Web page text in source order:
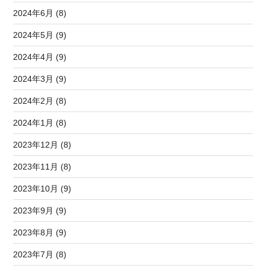
2024年6月 (8)
2024年5月 (9)
2024年4月 (9)
2024年3月 (9)
2024年2月 (8)
2024年1月 (8)
2023年12月 (8)
2023年11月 (8)
2023年10月 (9)
2023年9月 (9)
2023年8月 (9)
2023年7月 (8)